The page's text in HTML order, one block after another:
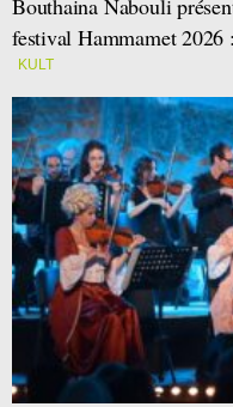
festival Hammamet 2026
KULT